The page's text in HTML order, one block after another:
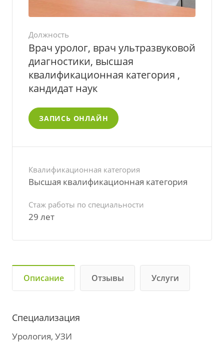
Должность
Врач уролог, врач ультразвуковой
диагностики, высшая
квалификационная категория ,
кандидат наук
ЗАПИСЬ ОНЛАЙН
Квалификационная категория
Высшая квалификационная категория
Стаж работы по специальности
29 лет
Описание Отзывы Услуги
Специализация
Урология, УЗИ